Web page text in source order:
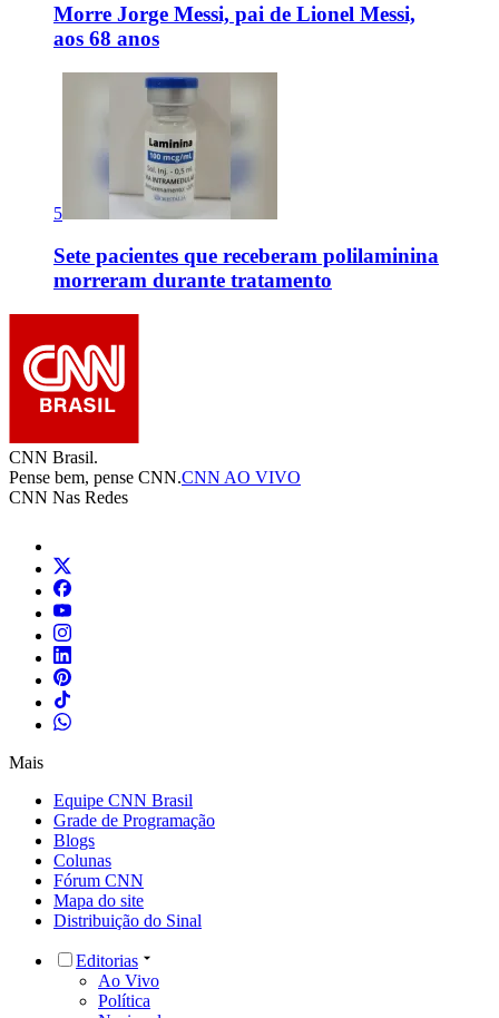
Morre Jorge Messi, pai de Lionel Messi,
aos 68 anos
5
Sete pacientes que receberam polilaminina
morreram durante tratamento
CNN Brasil.
Pense bem, pense CNN.CNN AO VIVO
CNN Nas Redes
Mais
Equipe CNN Brasil
Grade de Programação
Blogs
Colunas
Fórum CNN
Mapa do site
Distribuição do Sinal
Editorias
Ao Vivo
Política